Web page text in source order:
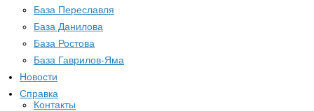
База Переславля
База Данилова
База Ростова
База Гаврилов-Яма
Новости
Справка
Контакты